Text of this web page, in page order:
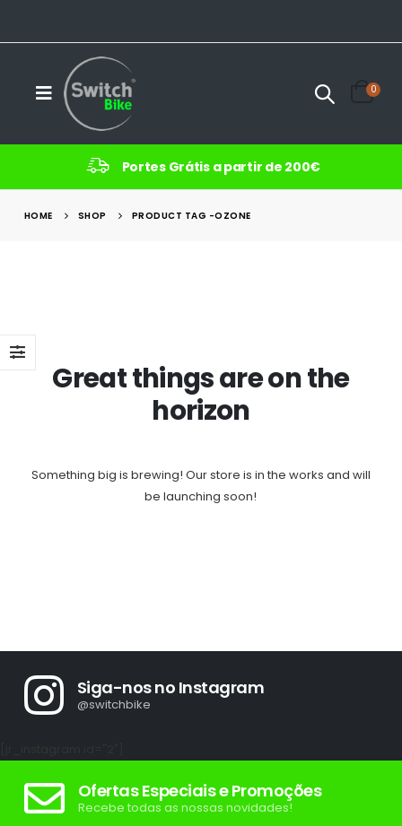
0
Portes Grátis a partir de 200€
HOME SHOP PRODUCT TAG -OZONE
Great things are on the
horizon
Something big is brewing! Our store is in the works and will
be launching soon!
Siga-nos no Instagram
@switchbike
Ofertas Especiais e Promoções
Recebe todas as nossas novidades!